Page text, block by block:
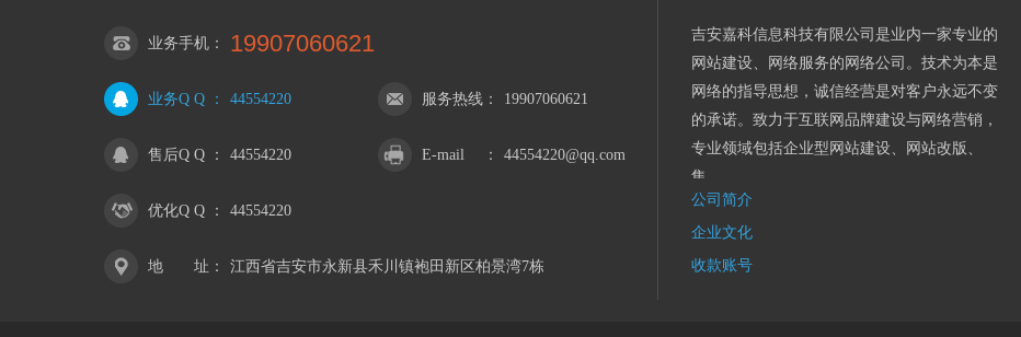
业务手机 ： 19907060621
业务Q Q ： 44554220 服务热线 ： 19907060621
售后Q Q ： 44554220 E-mail ： 44554220@qq.com
优化Q Q ： 44554220
地 址 ： 江西省吉安市永新县禾川镇袍田新区柏景湾7栋
吉安嘉科信息科技有限公司是业内一家专业的
网站建设、网络服务的网络公司。技术为本是
网络的指导思想，诚信经营是对客户永远不变
的承诺。致力于互联网品牌建设与网络营销，
专业领域包括企业型网站建设、网站改版、
集...
公司简介
企业文化
收款账号